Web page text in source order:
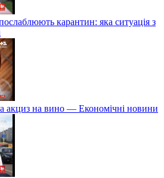
карантин: яка ситуація з
акциз на вино — Економічні новини